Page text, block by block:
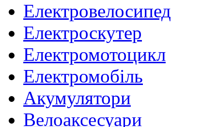
Електровелосипед
Електроскутер
Електромотоцикл
Електромобіль
Акумулятори
Велоаксесуари